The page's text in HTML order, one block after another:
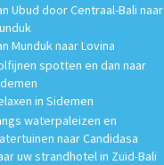
Ubud door Centraal-Bali naar
Munduk naar Lovina
spotten en dan naar
in Sidemen
waterpaleizen en
naar Candidasa
uw strandhotel in Zuid-Bali